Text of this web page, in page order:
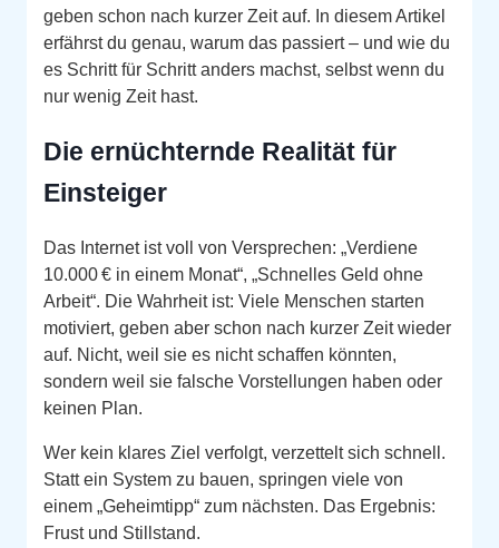
geben schon nach kurzer Zeit auf. In diesem Artikel
erfährst du genau, warum das passiert – und wie du
es Schritt für Schritt anders machst, selbst wenn du
nur wenig Zeit hast.
Die ernüchternde Realität für
Einsteiger
Das Internet ist voll von Versprechen: „Verdiene
10.000 € in einem Monat“, „Schnelles Geld ohne
Arbeit“. Die Wahrheit ist: Viele Menschen starten
motiviert, geben aber schon nach kurzer Zeit wieder
auf. Nicht, weil sie es nicht schaffen könnten,
sondern weil sie falsche Vorstellungen haben oder
keinen Plan.
Wer kein klares Ziel verfolgt, verzettelt sich schnell.
Statt ein System zu bauen, springen viele von
einem „Geheimtipp“ zum nächsten. Das Ergebnis:
Frust und Stillstand.